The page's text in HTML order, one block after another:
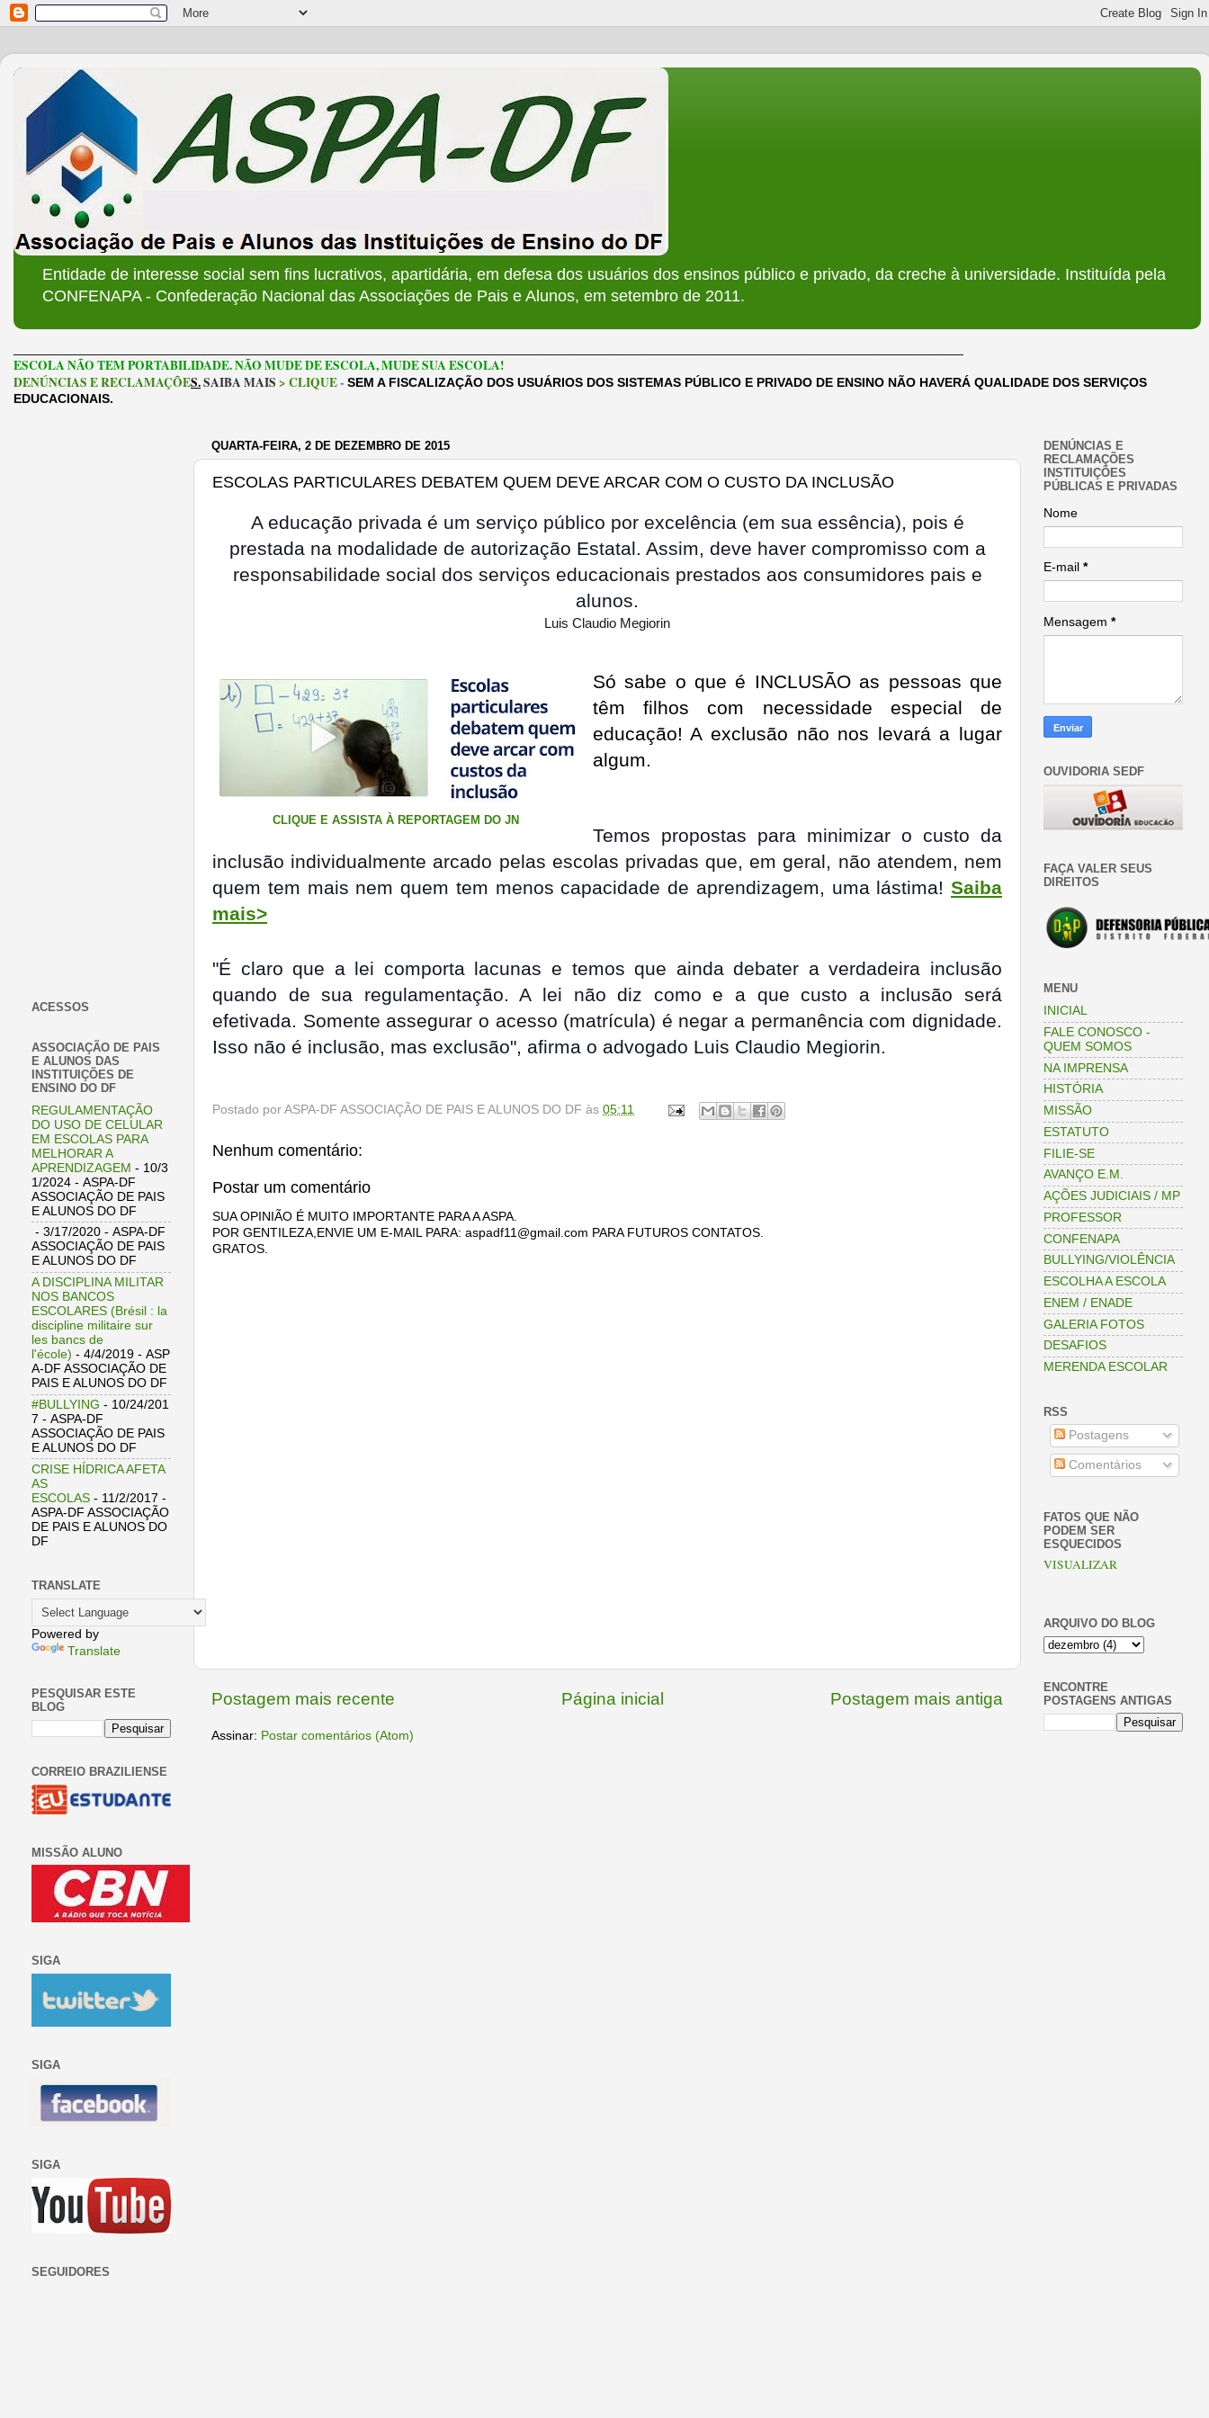
Entidade de interesse social sem fins lucrativos, apartidária, em defesa dos usuários dos ensinos público e privado, da creche à universidade. Instituída pela
CONFENAPA - Confederação Nacional das Associações de Pais e Alunos, em setembro de 2011.
ESCOLA NÃO TEM PORTABILIDADE. NÃO MUDE DE ESCOLA, MUDE SUA ESCOLA!
DENÚNCIAS E RECLAMAÇÕES.SAIBA MAIS > CLIQUE- SEM A FISCALIZAÇÃO DOS USUÁRIOS DOS SISTEMAS PÚBLICO E PRIVADO DE ENSINO NÃO HAVERÁ QUALIDADE DOS SERVIÇOS
EDUCACIONAIS.
QUARTA-FEIRA, 2 DE DEZEMBRO DE 2015
ESCOLAS PARTICULARES DEBATEM QUEM DEVE ARCAR COM O CUSTO DA INCLUSÃO
A educação privada é um serviço público por excelência (em sua essência), pois é
prestada na modalidade de autorização Estatal. Assim, deve haver compromisso com a
responsabilidade social dos serviços educacionais prestados aos consumidores pais e
alunos.
Luis Claudio Megiorin
CLIQUE E ASSISTA À REPORTAGEM DO JN
Só sabe o que é INCLUSÃO as pessoas que
têm filhos com necessidade especial de
educação! A exclusão não nos levará a lugar
algum.
Temos propostas para minimizar o custo da
inclusão individualmente arcado pelas escolas privadas que, em geral, não atendem, nem
quem tem mais nem quem tem menos capacidade de aprendizagem, uma lástima! Saiba
mais>
"É claro que a lei comporta lacunas e temos que ainda debater a verdadeira inclusão
quando de sua regulamentação. A lei não diz como e a que custo a inclusão será
efetivada. Somente assegurar o acesso (matrícula) é negar a permanência com dignidade.
Isso não é inclusão, mas exclusão", afirma o advogado Luis Claudio Megiorin.
Postado por ASPA-DF ASSOCIAÇÃO DE PAIS E ALUNOS DO DF às 05:11
Nenhum comentário:
Postar um comentário
SUA OPINIÃO É MUITO IMPORTANTE PARA A ASPA.
POR GENTILEZA,ENVIE UM E-MAIL PARA: aspadf11@gmail.com PARA FUTUROS CONTATOS.
GRATOS.
Postagem mais recente Postagem mais antiga
Página inicial
Assinar: Postar comentários (Atom)
ACESSOS
ASSOCIAÇÃO DE PAIS
E ALUNOS DAS
INSTITUIÇÕES DE
ENSINO DO DF
REGULAMENTAÇÃO
DO USO DE CELULAR
EM ESCOLAS PARA
MELHORAR A
APRENDIZAGEM - 10/3
1/2024 - ASPA-DF
ASSOCIAÇÃO DE PAIS
E ALUNOS DO DF
- 3/17/2020 - ASPA-DF
ASSOCIAÇÃO DE PAIS
E ALUNOS DO DF
A DISCIPLINA MILITAR
NOS BANCOS
ESCOLARES (Brésil : la
discipline militaire sur
les bancs de
l'école) - 4/4/2019 - ASP
A-DF ASSOCIAÇÃO DE
PAIS E ALUNOS DO DF
#BULLYING - 10/24/201
7 - ASPA-DF
ASSOCIAÇÃO DE PAIS
E ALUNOS DO DF
CRISE HÍDRICA AFETA
AS
ESCOLAS - 11/2/2017 -
ASPA-DF ASSOCIAÇÃO
DE PAIS E ALUNOS DO
DF
TRANSLATE
Powered by
Translate
PESQUISAR ESTE
BLOG
CORREIO BRAZILIENSE
MISSÃO ALUNO
SIGA
SIGA
SIGA
SEGUIDORES
DENÚNCIAS E
RECLAMAÇÕES
INSTITUIÇÕES
PÚBLICAS E PRIVADAS
Nome
E-mail *
Mensagem *
OUVIDORIA SEDF
FAÇA VALER SEUS
DIREITOS
MENU
INICIAL
FALE CONOSCO -
QUEM SOMOS
NA IMPRENSA
HISTÓRIA
MISSÃO
ESTATUTO
FILIE-SE
AVANÇO E.M.
AÇÕES JUDICIAIS / MP
PROFESSOR
CONFENAPA
BULLYING/VIOLÊNCIA
ESCOLHA A ESCOLA
ENEM / ENADE
GALERIA FOTOS
DESAFIOS
MERENDA ESCOLAR
RSS
Postagens
Comentários
FATOS QUE NÃO
PODEM SER
ESQUECIDOS
VISUALIZAR
ARQUIVO DO BLOG
ENCONTRE
POSTAGENS ANTIGAS